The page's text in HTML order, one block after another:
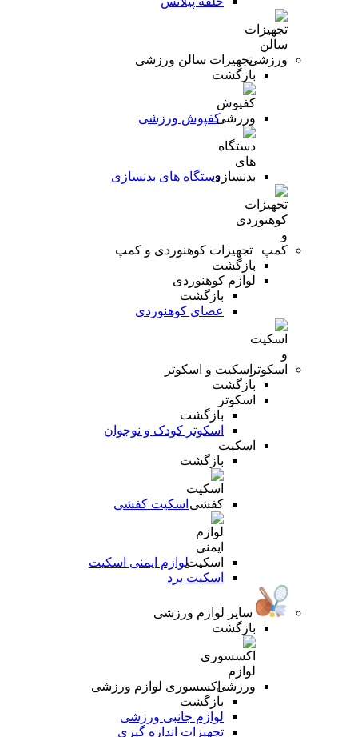
تجهیزات سالن ورزشی
بازگشت
کفپوش ورزشی
دستگاه های بدنسازی
تجهیزات کوهنوردی و کمپ
بازگشت
لوازم کوهنوردی
بازگشت
عصای کوهنوردی
اسکیت و اسکوتر
بازگشت
اسکوتر
بازگشت
اسکوتر کودک و نوجوان
اسکیت
بازگشت
اسکیت کفشی
لوازم ایمنی اسکیت
اسکیت برد
سایر لوازم ورزشی
بازگشت
اکسسوری لوازم ورزشی
بازگشت
لوازم جانبی ورزشی
تجهیزات اندازه گیری